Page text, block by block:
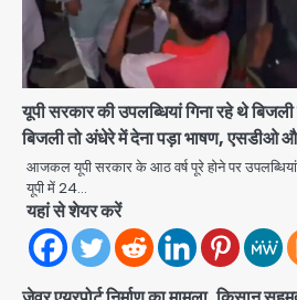
यूपी सरकार की उपलब्धियां गिना रहे थे
बिजली तो अंधेरे में देना पड़ा भाषण, एसडीओ
आजकल यूपी सरकार के आठ वर्ष पूरे होने पर
यूपी में 24…
यहां से शेयर करें